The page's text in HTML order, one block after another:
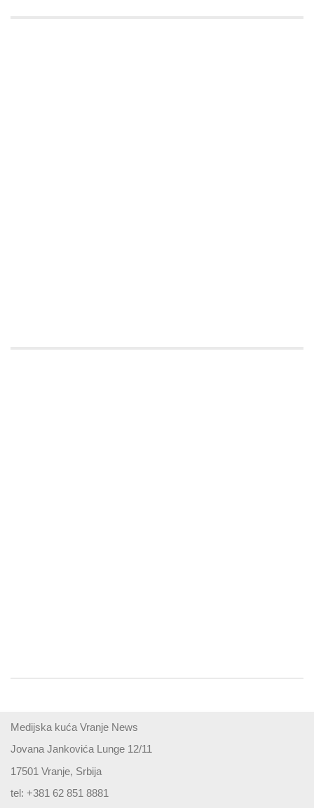
Medijska kuća Vranje News
Jovana Jankovića Lunge 12/11
17501 Vranje, Srbija
tel: +381 62 851 8881